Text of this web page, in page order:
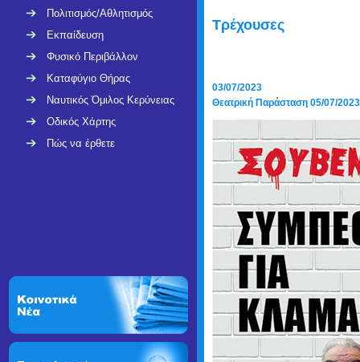
Πολιτισμός/Αθλητισμός
Εκπαίδευση
Φυσικό Περιβάλλον
Καταφύγιο Θήρας
Ναυτικός Όμιλος Κερύνειας
Οδικός Χάρτης
Πώς να έρθετε
Τρέχουσες
03/07/2023
Θεατρική Παράσταση 05/07/2023